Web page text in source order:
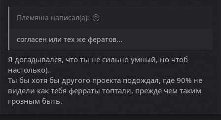
Племяша написал(а):
согласен или тех же фератов...
Я догадывался, что ты не сильно умный, но чтоб
настолько).
Ты бы хотя бы другого проекта подождал, где 90% не
видели как тебя ферраты топтали, прежде чем таким
грозным быть.